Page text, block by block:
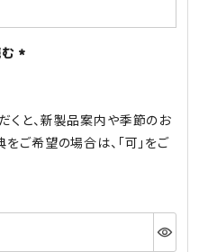
くと、新製品案内や季節のお
ご希望の場合は、「可」をご